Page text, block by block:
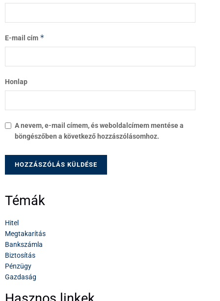
E-mail cím *
Honlap
A nevem, e-mail címem, és weboldalcímem mentése a
böngészőben a következő hozzászólásomhoz.
Témák
Hitel
Megtakarítás
Bankszámla
Biztosítás
Pénzügy
Gazdaság